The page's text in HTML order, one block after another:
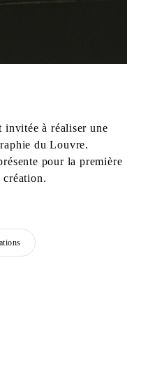
invitée à réaliser une
du Louvre.
pour la première
création.